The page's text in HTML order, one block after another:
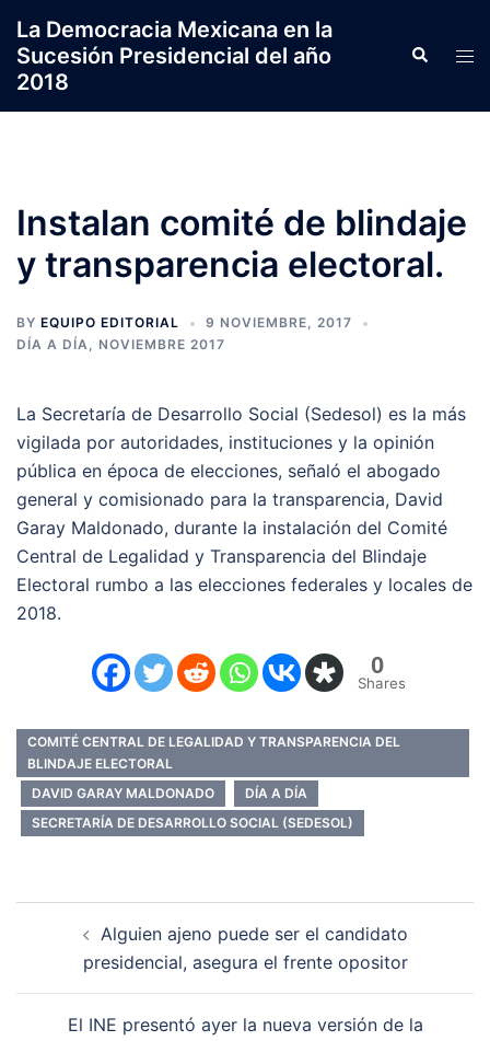
contenido
La Democracia Mexicana en la
Sucesión Presidencial del año
2018
Search
Instalan comité de blindaje
y transparencia electoral.
BY EQUIPO EDITORIAL
9 NOVIEMBRE, 2017
DÍA A DÍA, NOVIEMBRE 2017
La Secretaría de Desarrollo Social (Sedesol) es la más
vigilada por autoridades, instituciones y la opinión
pública en época de elecciones, señaló el abogado
general y comisionado para la transparencia, David
Garay Maldonado, durante la instalación del Comité
Central de Legalidad y Transparencia del Blindaje
Electoral rumbo a las elecciones federales y locales de
2018.
0
Shares
COMITÉ CENTRAL DE LEGALIDAD Y TRANSPARENCIA DEL
BLINDAJE ELECTORAL
DAVID GARAY MALDONADO
DÍA A DÍA
SECRETARÍA DE DESARROLLO SOCIAL (SEDESOL)
entradas
Alguien ajeno puede ser el candidato
presidencial, asegura el frente opositor
El INE presentó ayer la nueva versión de la